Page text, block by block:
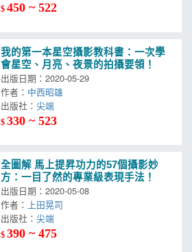
$450 ~ 522
我的第一本星空攝影教科書：一次學
會星空、月亮、夜景的拍攝要領！
出版日期：2020-05-29
作者： 中西昭雄
出版社：
$330 ~ 523
全圖解 馬上提昇功力的57個攝影妙
方：一目了然的專業級表現手法！
出版日期：2020-05-08
作者： 上田晃司
出版社：
$390 ~ 475